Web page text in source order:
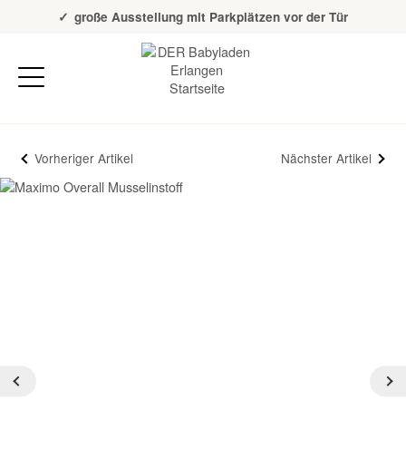
Über 20 Jahre Erfahrung
große Ausstellung mit Parkplätzen vor der Tür
Vorheriger Artikel Nächster Artikel